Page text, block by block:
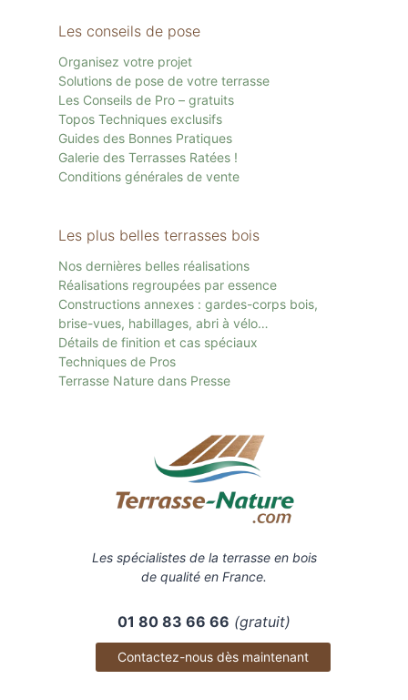
Les conseils de pose
Organisez votre projet
Solutions de pose de votre terrasse
Les Conseils de Pro – gratuits
Topos Techniques exclusifs
Guides des Bonnes Pratiques
Galerie des Terrasses Ratées !
Conditions générales de vente
Les plus belles terrasses bois
Nos dernières belles réalisations
Réalisations regroupées par essence
Constructions annexes : gardes-corps bois,
brise-vues, habillages, abri à vélo…
Détails de finition et cas spéciaux
Techniques de Pros
Terrasse Nature dans Presse
Les spécialistes de la terrasse en bois
de qualité en France.
01 80 83 66 66 (gratuit)
Contactez-nous dès maintenant